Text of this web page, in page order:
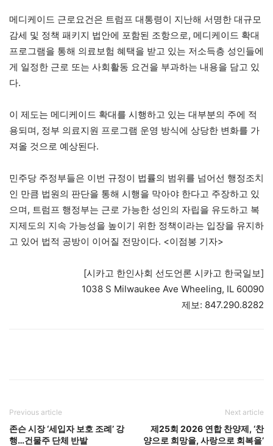
메디케이드 근로요건은 트럼프 대통령이 지난해 서명한 대규모
감세 및 정책 패키지 법안에 포함된 조항으로, 메디케이드 확대
프로그램을 통해 의료보험 혜택을 받고 있는 저소득층 성인들에
게 일정한 근로 또는 사회활동 요건을 부과하는 내용을 담고 있
다.
이 제도는 메디케이드 확대를 시행하고 있는 대부분의 주에 적
용되며, 정부 의료지원 프로그램 운영 방식에 상당한 변화를 가
져올 것으로 예상된다.
민주당 주정부들은 이번 규정이 법률의 범위를 넘어선 행정조치
인 만큼 법원의 판단을 통해 시행을 막아야 한다고 주장하고 있
으며, 트럼프 행정부는 근로 가능한 성인의 자립을 유도하고 복
지제도의 지속 가능성을 높이기 위한 정책이라는 입장을 유지하
고 있어 법적 공방이 이어질 전망이다. <이점봉 기자>
[시카고 한인사회 선도언론 시카고 한국일보]
1038 S Milwaukee Ave Wheeling, IL 60090
제보: 847.290.8282
Previous article
존슨 시장 ‘세입자 보호 조례’ 강
행…건물주 단체 반발
Next article
제25회 2026 연합 찬양제, ‘찬
양으로 희망을, 사랑으로 회복을’